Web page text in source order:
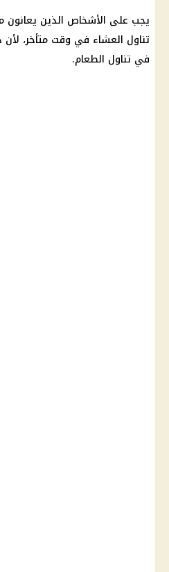
يجب على الأشخاص الذين يعانون
تناول العشاء في وقت متأخر،
في تناول الطعام.